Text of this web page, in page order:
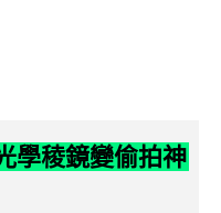
學稜鏡變偷拍神